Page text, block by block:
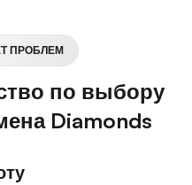
ПРОБЛЕМ
по выбору
Diamonds